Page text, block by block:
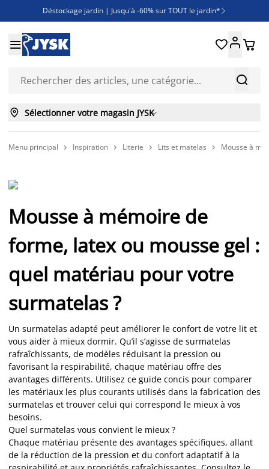
Déstockage jardin | Jusqu'à -60% sur TOUT le jardin* 
Jusqu'à -50% sur une sélection literie
Découvrez les nouveautés de la collection


 
 Sélectionner votre magasin JYSK
Menu principal  Inspiration  Literie  Lits et matelas  Mousse à
Mousse à mémoire de
forme, latex ou mousse gel :
quel matériau pour votre
surmatelas ?
Un surmatelas adapté peut améliorer le confort de votre lit et
vous aider à mieux dormir. Qu’il s’agisse de surmatelas
rafraîchissants, de modèles réduisant la pression ou
favorisant la respirabilité, chaque matériau offre des
avantages différents. Utilisez ce guide concis pour comparer
les matériaux les plus courants utilisés dans la fabrication des
surmatelas et trouver celui qui correspond le mieux à vos
besoins.
Quel surmatelas vous convient le mieux ?
Chaque matériau présente des avantages spécifiques, allant
de la réduction de la pression et du confort adaptatif à la